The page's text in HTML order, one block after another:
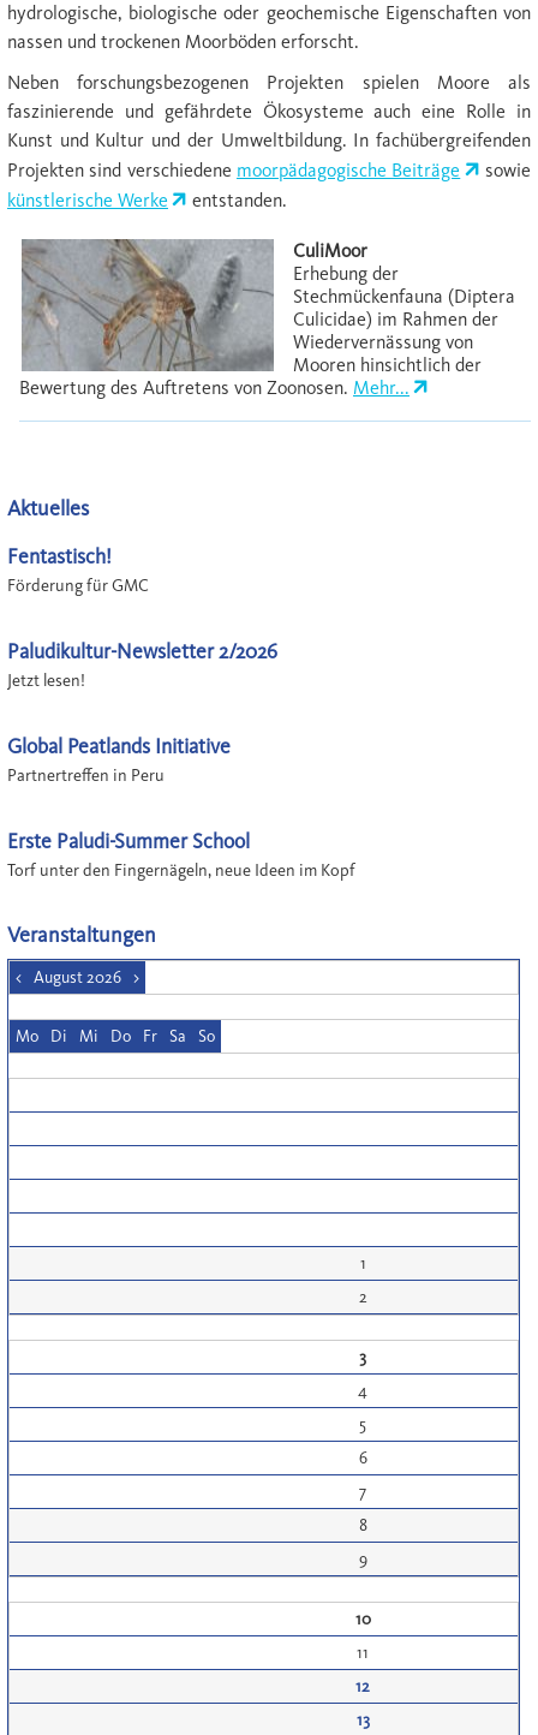
hydrologische, biologische oder geochemische Eigenschaften von
nassen und trockenen Moorböden erforscht.
Neben forschungsbezogenen Projekten spielen Moore als
faszinierende und gefährdete Ökosysteme auch eine Rolle in
Kunst und Kultur und der Umweltbildung. In fachübergreifenden
Projekten sind verschiedene moorpädagogische Beiträge
sowie
künstlerische Werke
entstanden.
CuliMoor
Erhebung der
Stechmückenfauna (Diptera
Culicidae) im Rahmen der
Wiedervernässung von
Mooren hinsichtlich der
Bewertung des Auftretens von Zoonosen. Mehr...
Aktuelles
Fentastisch!
Förderung für GMC
Paludikultur-Newsletter 2/2026
Jetzt lesen!
Global Peatlands Initiative
Partnertreffen in Peru
Erste Paludi-Summer School
Torf unter den Fingernägeln, neue Ideen im Kopf
Veranstaltungen
< August 2026 >
Mo Di Mi Do Fr Sa So
1
2
3
4
5
6
7
8
9
10
11
12
13